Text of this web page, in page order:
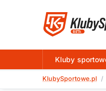
Kluby
KlubySportowe.pl